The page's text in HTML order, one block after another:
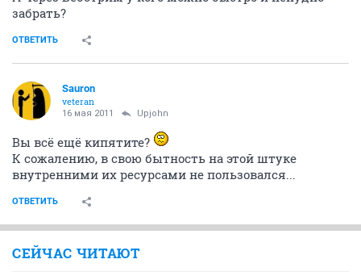
забрать?
ОТВЕТИТЬ
Sauron
veteran
16 мая 2011 Upjohn
Вы всё ещё кипятите?
К сожалению, в свою бытность на этой штуке
внутренними их ресурсами не пользовался...
ОТВЕТИТЬ
СЕЙЧАС ЧИТАЮТ